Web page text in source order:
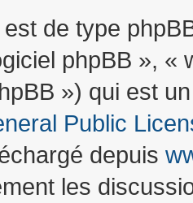
de type
phpBB », «
») qui est
Public
depuis
les